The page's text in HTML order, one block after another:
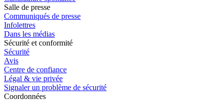
Salle de presse
Communiqués de presse
Infolettres
Dans les médias
Sécurité et conformité
Sécurité
Avis
Centre de confiance
Légal & vie privée
Signaler un problème de sécurité
Coordonnées